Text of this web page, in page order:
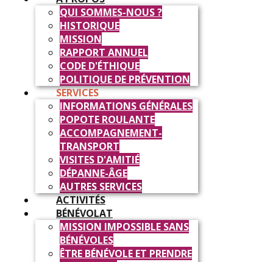
QUI SOMMES-NOUS ?
HISTORIQUE
MISSION
RAPPORT ANNUEL
CODE D'ÉTHIQUE
POLITIQUE DE PRÉVENTION
SERVICES
INFORMATIONS GÉNÉRALES
POPOTE ROULANTE
ACCOMPAGNEMENT-
TRANSPORT
VISITES D'AMITIÉ
DÉPANNE-ÂGE
AUTRES SERVICES
ACTIVITÉS
BÉNÉVOLAT
MISSION IMPOSSIBLE SANS
BÉNÉVOLES
ÊTRE BÉNÉVOLE ET PRENDRE